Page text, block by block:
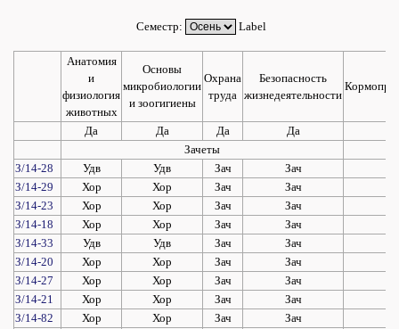
Семестр: Label
Анатомия
и
физиология
животных
Основы
микробиологии
и зоогигиены
Охрана
труда
Безопасность
жизнедеятельности
Да Да Да Да
Зачеты
З/14-28
Удв Удв Зач Зач
З/14-29
Хор Хор Зач Зач
З/14-23
Хор Хор Зач Зач
З/14-18
Хор Хор Зач Зач
З/14-33
Удв Удв Зач Зач
З/14-20
Хор Хор Зач Зач
З/14-27
Хор Хор Зач Зач
З/14-21
Хор Хор Зач Зач
З/14-82
Хор Хор Зач Зач